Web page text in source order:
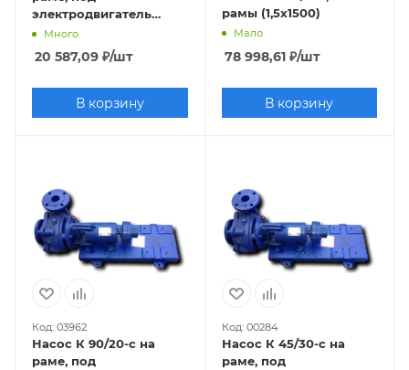
электродвигатель
3х3000
Много
20 587,09 ₽/шт
В корзину
рамы (1,5х1500)
Мало
78 998,61₽/шт
В корзину
Код: 03962
Насос К 90/20-с на
раме, под
Код: 00284
Насос К 45/30-с на
раме, под